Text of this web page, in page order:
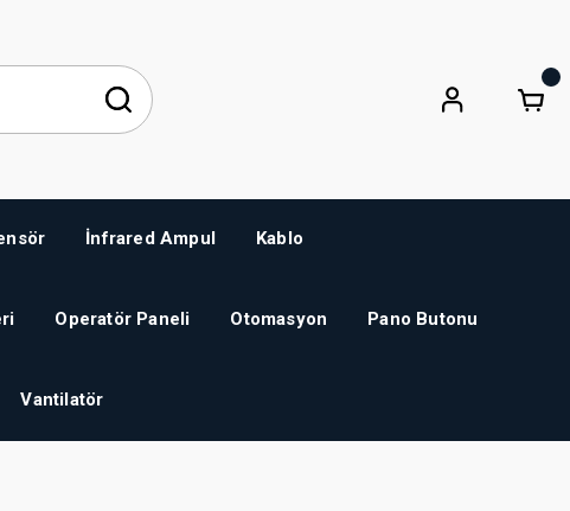
İnfrared Ampul Kablo
Operatör Paneli Otomasyon Pano Butonu
Vantilatör